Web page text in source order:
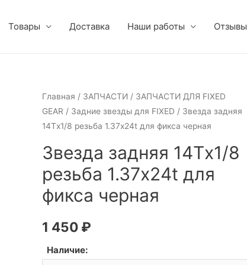
Товары Доставка Наши работы Отзывы
Главная / ЗАПЧАСТИ / ЗАПЧАСТИ ДЛЯ FIXED
GEAR / Задние звезды для FIXED / Звезда задняя
14Тx1/8 резьба 1.37х24t для фикса черная
Звезда задняя 14Тx1/8
резьба 1.37х24t для
фикса черная
1 450 ₽
Наличие: